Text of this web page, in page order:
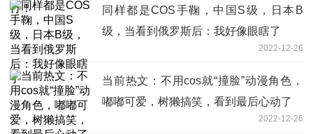
同样都是COS手鞠，中国S级，日本B
级，当看到俄罗斯后：我好像眼瞎了
2022-12-26
当前热文：不用cos就“撞脸”动漫角色，
嘟嘟可爱，树獭搞笑，看到最后心动了
2022-12-26